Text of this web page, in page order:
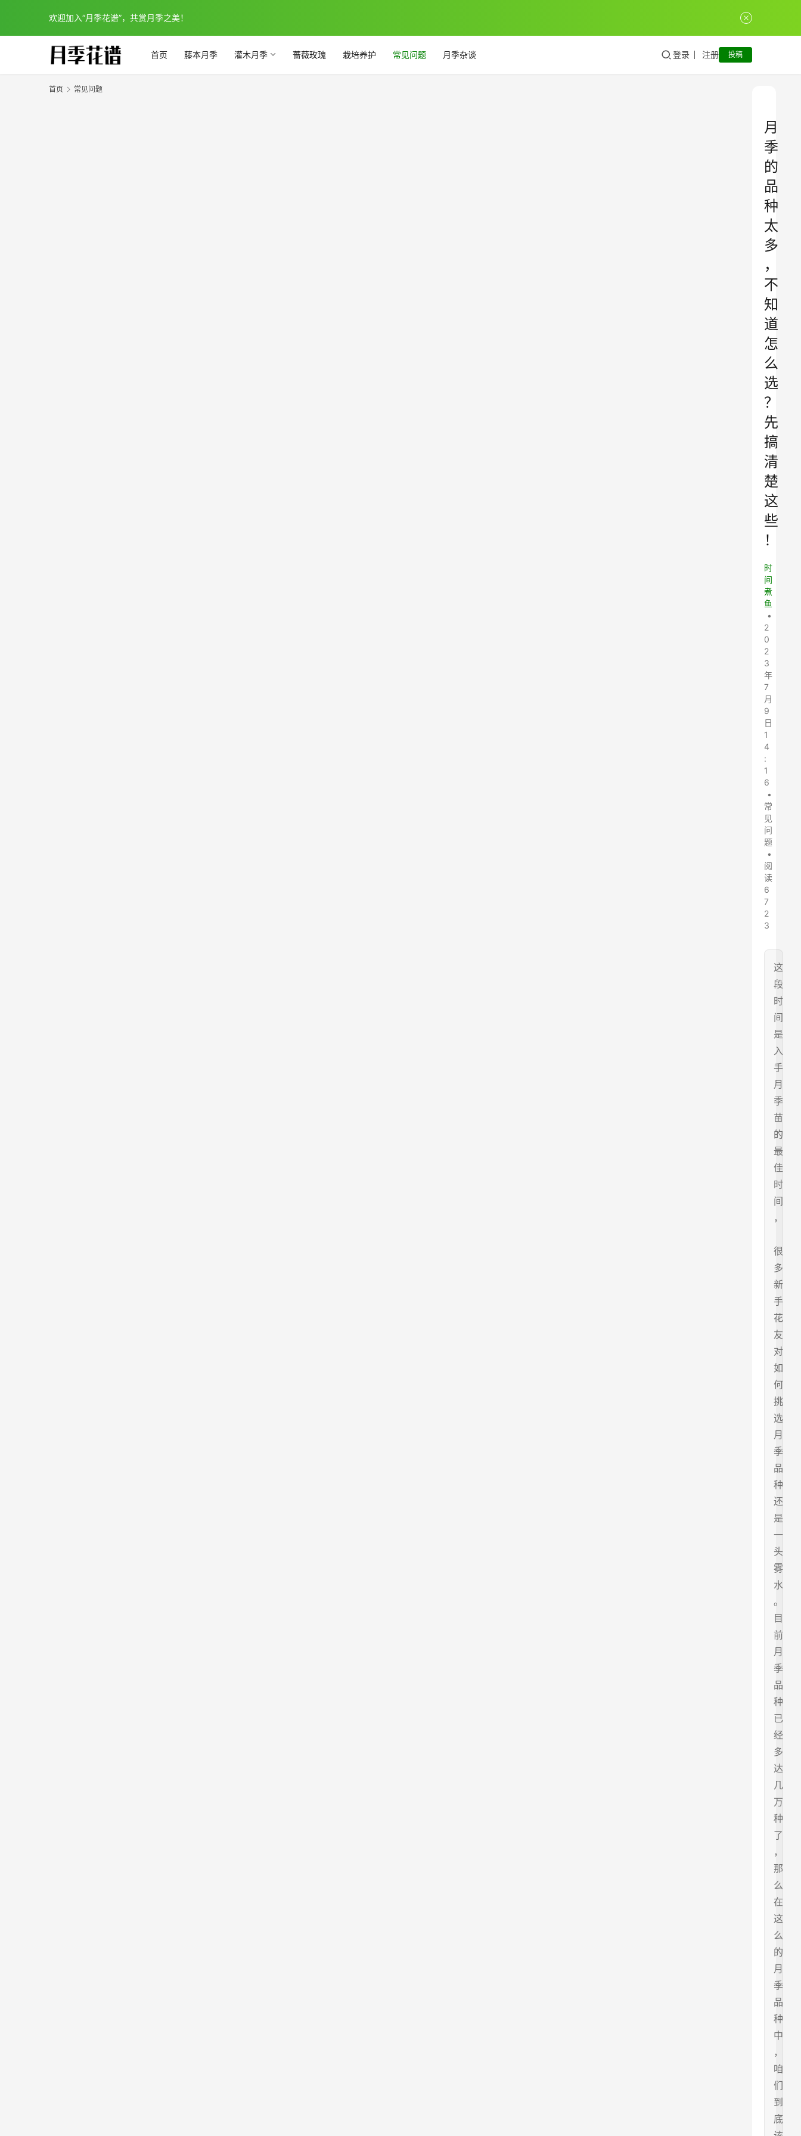
欢迎加入“月季花谱”，共赏月季之美！
首页 藤本月季 灌木月季 蔷薇玫瑰 栽培养护 常见问题 月季杂谈 登录 注册 投稿
首页 常见问题
月
季
的
品
种
太
多
，
不
知
道
怎
么
选
？
先
搞
清
楚
这
些
！
时
间
煮
鱼
•
2
0
2
3
年
7
月
9
日
1
4
:
1
6
•
常
见
问
题
•
阅
读
6
7
2
3
这
段
时
间
是
入
手
月
季
苗
的
最
佳
时
间
，
很
多
新
手
花
友
对
如
何
挑
选
月
季
品
种
还
是
一
头
雾
水
。
目
前
月
季
品
种
已
经
多
达
几
万
种
了
，
那
么
在
这
么
的
月
季
品
种
中
，
咱
们
到
底